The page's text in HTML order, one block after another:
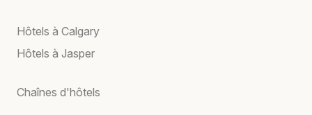
Hôtels à Calgary
Hôtels à Jasper
Chaînes d'hôtels